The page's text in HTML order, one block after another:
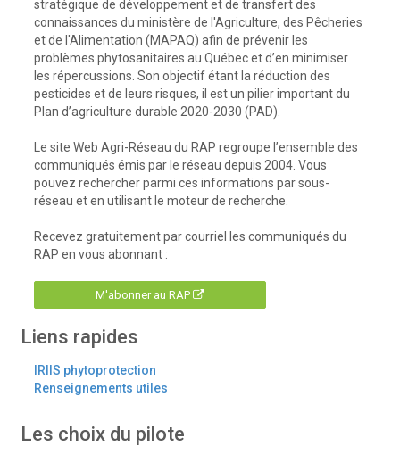
stratégique de développement et de transfert des
connaissances du ministère de l'Agriculture, des Pêcheries
et de l'Alimentation (MAPAQ) afin de prévenir les
problèmes phytosanitaires au Québec et d’en minimiser
les répercussions. Son objectif étant la réduction des
pesticides et de leurs risques, il est un pilier important du
Plan d’agriculture durable 2020-2030 (PAD).
Le site Web Agri-Réseau du RAP regroupe l’ensemble des
communiqués émis par le réseau depuis 2004. Vous
pouvez rechercher parmi ces informations par sous-
réseau et en utilisant le moteur de recherche.
Recevez gratuitement par courriel les communiqués du
RAP en vous abonnant :
M'abonner au RAP
Liens rapides
IRIIS phytoprotection
Renseignements utiles
Les choix du pilote